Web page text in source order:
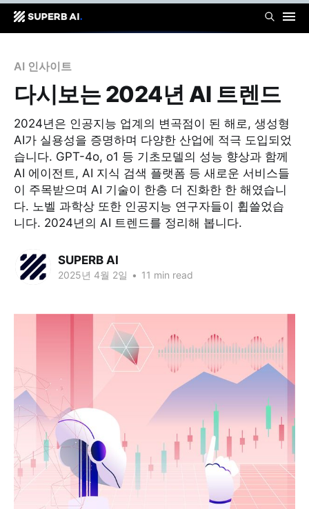
AI 인사이트
다시보는 2024년 AI 트렌드
2024년은 인공지능 업계의 변곡점이 된 해로, 생성형
AI가 실용성을 증명하며 다양한 산업에 적극 도입되었
습니다. GPT-4o, o1 등 기초모델의 성능 향상과 함께
AI 에이전트, AI 지식 검색 플랫폼 등 새로운 서비스들
이 주목받으며 AI 기술이 한층 더 진화한 한 해였습니
다. 노벨 과학상 또한 인공지능 연구자들이 휩쓸었습
니다. 2024년의 AI 트렌드를 정리해 봅니다.
SUPERB AI
2025년 4월 2일 • 11 min read